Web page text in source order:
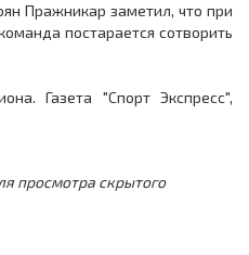
Пражникар заметил, что при
постарается сотворить
Газета "Спорт Экспресс",
просмотра скрытого